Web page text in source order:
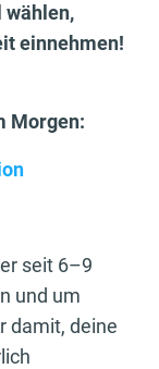
wählen,
einnehmen!
Morgen:
seit 6–9
und um
damit, deine